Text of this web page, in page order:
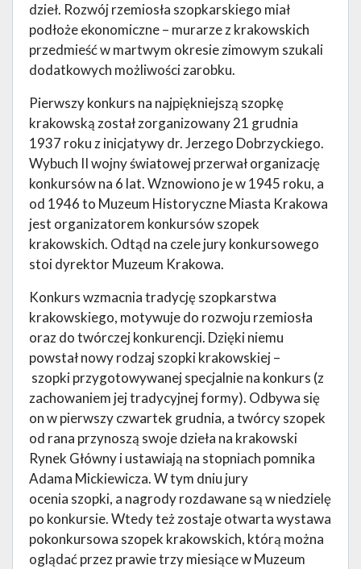
dzieł. Rozwój rzemiosła szopkarskiego miał
podłoże ekonomiczne – murarze z krakowskich
przedmieść w martwym okresie zimowym szukali
dodatkowych możliwości zarobku.
Pierwszy konkurs na najpiękniejszą szopkę
krakowską został zorganizowany 21 grudnia
1937 roku z inicjatywy dr. Jerzego Dobrzyckiego.
Wybuch II wojny światowej przerwał organizację
konkursów na 6 lat. Wznowiono je w 1945 roku, a
od 1946 to Muzeum Historyczne Miasta Krakowa
jest organizatorem konkursów szopek
krakowskich. Odtąd na czele jury konkursowego
stoi dyrektor Muzeum Krakowa.
Konkurs wzmacnia tradycję szopkarstwa
krakowskiego, motywuje do rozwoju rzemiosła
oraz do twórczej konkurencji. Dzięki niemu
powstał nowy rodzaj szopki krakowskiej –
szopki przygotowywanej specjalnie na konkurs (z
zachowaniem jej tradycyjnej formy). Odbywa się
on w pierwszy czwartek grudnia, a twórcy szopek
od rana przynoszą swoje dzieła na krakowski
Rynek Główny i ustawiają na stopniach pomnika
Adama Mickiewicza. W tym dniu jury
ocenia szopki, a nagrody rozdawane są w niedzielę
po konkursie. Wtedy też zostaje otwarta wystawa
pokonkursowa szopek krakowskich, którą można
oglądać przez prawie trzy miesiące w Muzeum